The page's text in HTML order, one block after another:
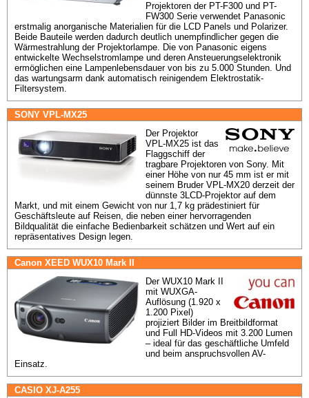
Projektoren der PT-F300 und PT-
FW300 Serie verwendet Panasonic
erstmalig anorganische Materialien für die LCD Panels und Polarizer.
Beide Bauteile werden dadurch deutlich unempfindlicher gegen die
Wärmestrahlung der Projektorlampe. Die von Panasonic eigens
entwickelte Wechselstromlampe und deren Ansteuerungselektronik
ermöglichen eine Lampenlebensdauer von bis zu 5.000 Stunden. Und
das wartungsarm dank automatisch reinigendem Elektrostatik-
Filtersystem.
SONY VPL-MX25
Der Projektor
VPL-MX25 ist das
Flaggschiff der
tragbare Projektoren von Sony. Mit
einer Höhe von nur 45 mm ist er mit
seinem Bruder VPL-MX20 derzeit der
dünnste 3LCD-Projektor auf dem
Markt, und mit einem Gewicht von nur 1,7 kg prädestiniert für
Geschäftsleute auf Reisen, die neben einer hervorragenden
Bildqualität die einfache Bedienbarkeit schätzen und Wert auf ein
repräsentatives Design legen.
Canon XEED WUX10 Mark II
Der WUX10 Mark II
mit WUXGA-
Auflösung (1.920 x
1.200 Pixel)
projiziert Bilder im Breitbildformat
und Full HD-Videos mit 3.200 Lumen
– ideal für das geschäftliche Umfeld
und beim anspruchsvollen AV-
Einsatz.
CASIO XJ-A255